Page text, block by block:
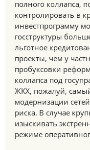
полного коллапса,
контролировать в
инвестпрограмму
госструктуры
льготное
проекты, чем у
пробуксовки
коллапса под
ЖКХ, пожалуй,
модернизации
риска. В случае
изыскивать
режиме